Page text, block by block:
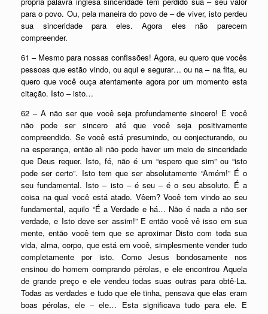
para o povo. Ou, pela maneira do povo de – de viver, isto perdeu
sua sinceridade para eles. Agora eles não parecem
compreender.
61 – Mesmo para nossas confissões! Agora, eu quero que vocês
pessoas que estão vindo, ou aqui e segurar… ou na – na fita, eu
quero que você ouça atentamente agora por um momento esta
citação. Isto – isto…
62 – A não ser que você seja profundamente sincero! E você
não pode ser sincero até que você seja positivamente
compreendido. Se você está presumindo, ou conjecturando, ou
na esperança, então ali não pode haver um meio de sinceridade
que Deus requer. Isto, fé, não é um “espero que sim” ou “isto
pode ser certo”. Isto tem que ser absolutamente “Amém!” É o
seu fundamental. Isto – isto – é seu – é o seu absoluto. É a
coisa na qual você está atado. Vêem? Você tem vindo ao seu
fundamental, aquilo “É a Verdade e há… Não é nada a não ser
verdade, e Isto deve ser assim!” E então você vê isso em sua
mente, então você tem que se aproximar Disto com toda sua
vida, alma, corpo, que está em você, simplesmente vender tudo
completamente por isto. Como Jesus bondosamente nos
ensinou do homem comprando pérolas, e ele encontrou Aquela
de grande preço e ele vendeu todas suas outras para obtê-La.
Todas as verdades e tudo que ele tinha, pensava que elas eram
boas pérolas, ele – ele… Esta significava tudo para ele. E